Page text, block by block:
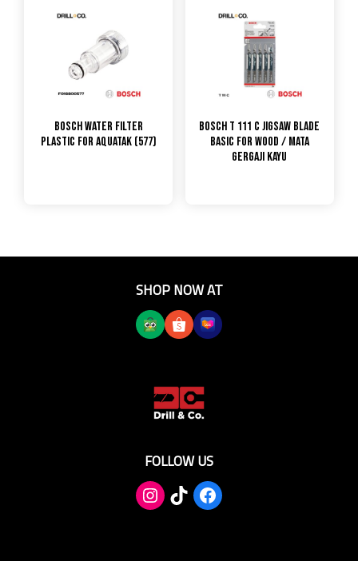
Bosch Water Filter
Plastic for Aquatak (577)
Bosch T 111 C Jigsaw Blade
Basic For Wood / Mata
Gergaji Kayu
SHOP NOW AT
FOLLOW US
TikTokFacebook